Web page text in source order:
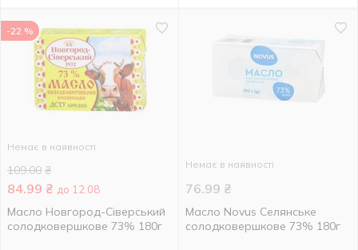
-22 %
Немає в наявності
109.00 ₴
84.99 ₴ до 12.08
Масло Новгород-Сіверський
солодковершкове 73% 180г
Немає в наявності
76.99 ₴
Масло Novus Селянське
солодковершкове 73% 180г